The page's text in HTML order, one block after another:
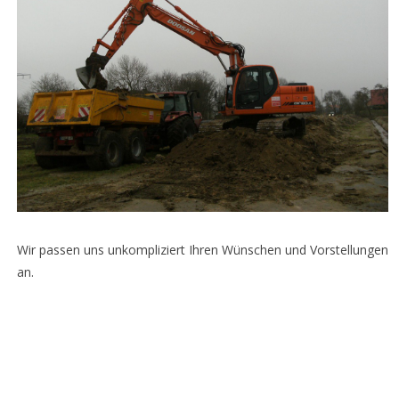
Wir passen uns unkompliziert Ihren Wünschen und Vorstellungen
an.